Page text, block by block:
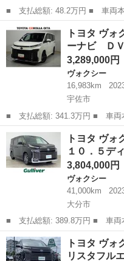
■ 支払総額: 48.2万円 ■ 車両本体価格： 400,000 円 ■ メーカー
名： トヨタ ■ 車種名： ヴ
煌 ＥＴＣ ＴＶ 両側電動ス
３列シート フ...
大分 別府市 ヴォクシー
トヨタ ヴ
ーナビ Ｄ
3,289,000円
ヴォクシー
16,983km
宇佐市
■ 支払総額: 341.3万円 ■ 車両本体価格： 3,289,000 円 ■ メーカ
ー名： トヨタ ■ 車種名：
Ｇ フルセグ メモリーナビ
接続可 バ...
大分 宇佐市 ヴォクシー
トヨタ ヴ
１０．５デ
3,804,000円
ヴォクシー
41,000km
大分市
■ 支払総額: 389.8万円 ■ 車両本体価格： 3,804,000 円 ■ メーカ
ー名： トヨタ ■ 車種名：
リッドＳ－Ｚ 純正１０．５デ
／ＤＶＤ...
大分 大分市 ヴォクシー
トヨタ ヴ
リスタフ